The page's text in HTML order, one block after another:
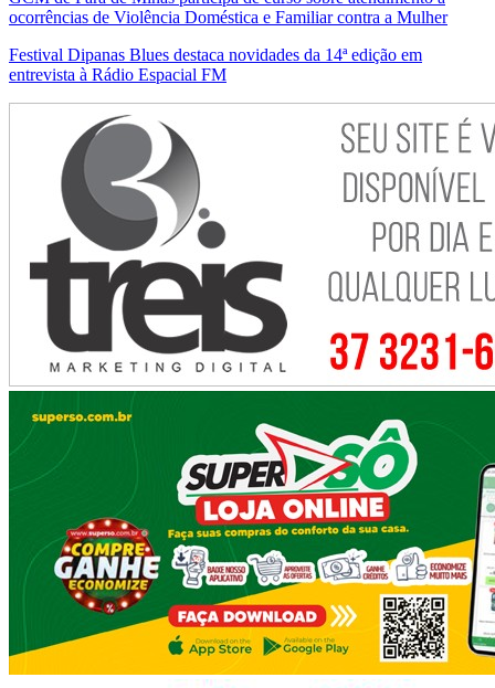
ocorrências de Violência Doméstica e Familiar contra a Mulher
Festival Dipanas Blues destaca novidades da 14ª edição em
entrevista à Rádio Espacial FM